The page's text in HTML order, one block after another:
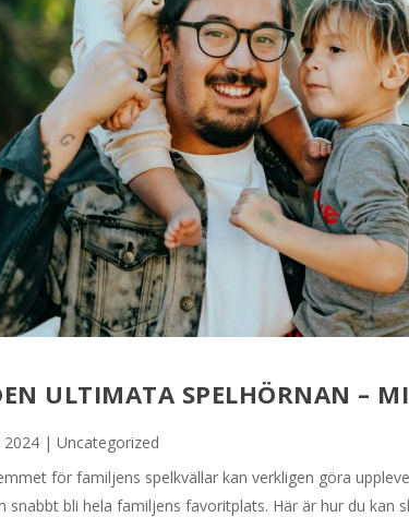
ULTIMATA SPELHÖRNAN –
2024| Uncategorized
för familjens spelkvällar kan verkligen göra
snabbt bli hela familjens favoritplats. Här är hur du kan